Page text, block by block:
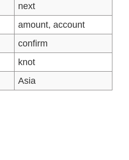
next
amount, account
confirm
knot
Asia